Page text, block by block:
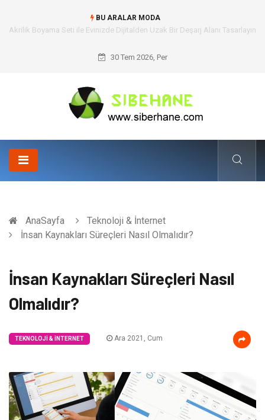
BU ARALAR MODA
Akrilik Boyama Seti ile Evinizde Dijitalden Uzak Bir Deşarj Alanı Tasarlayın
30 Tem 2026, Per
AnaSayfa
Teknoloji & İnternet
İnsan Kaynakları Süreçleri Nasıl Olmalıdır?
İnsan Kaynakları Süreçleri Nasıl
Olmalıdır?
TEKNOLOJI & İNTERNET Ara 2021, Cum